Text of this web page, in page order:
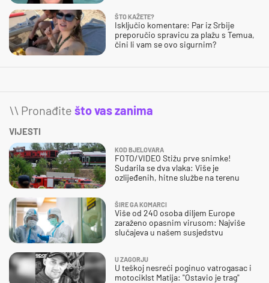
ŠTO KAŽETE?
Isključio komentare: Par iz Srbije
preporučio spravicu za plažu s Temua,
čini li vam se ovo sigurnim?
\\ Pronađite što vas zanima
VIJESTI
KOD BJELOVARA
FOTO/VIDEO Stižu prve snimke!
Sudarila se dva vlaka: Više je
ozlijeđenih, hitne službe na terenu
ŠIRE GA KOMARCI
Više od 240 osoba diljem Europe
zaraženo opasnim virusom: Najviše
slučajeva u našem susjedstvu
U ZAGORJU
U teškoj nesreći poginuo vatrogasac i
motociklst Matija: "Ostavio je trag"